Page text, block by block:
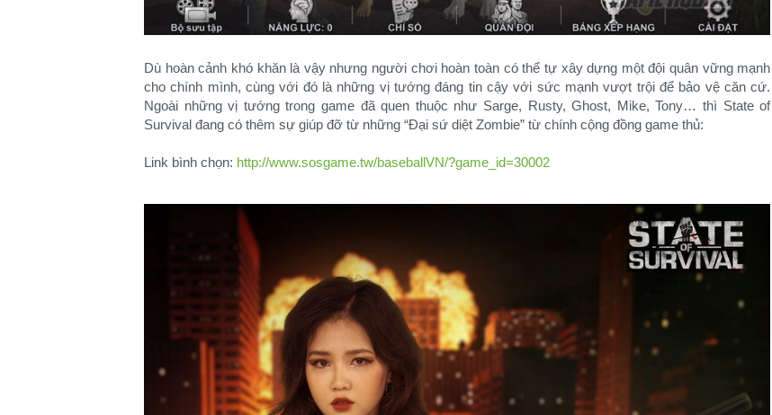
Dù hoàn cảnh khó khăn là vậy nhưng người chơi hoàn toàn có thể tự xây dựng một đội quân vững mạnh
cho chính mình, cùng với đó là những vị tướng đáng tin cậy với sức mạnh vượt trội để bảo vệ căn cứ.
Ngoài những vị tướng trong game đã quen thuộc như Sarge, Rusty, Ghost, Mike, Tony… thì State of
Survival đang có thêm sự giúp đỡ từ những “Đại sứ diệt Zombie” từ chính cộng đồng game thủ:
Link bình chọn: http://www.sosgame.tw/baseballVN/?game_id=30002